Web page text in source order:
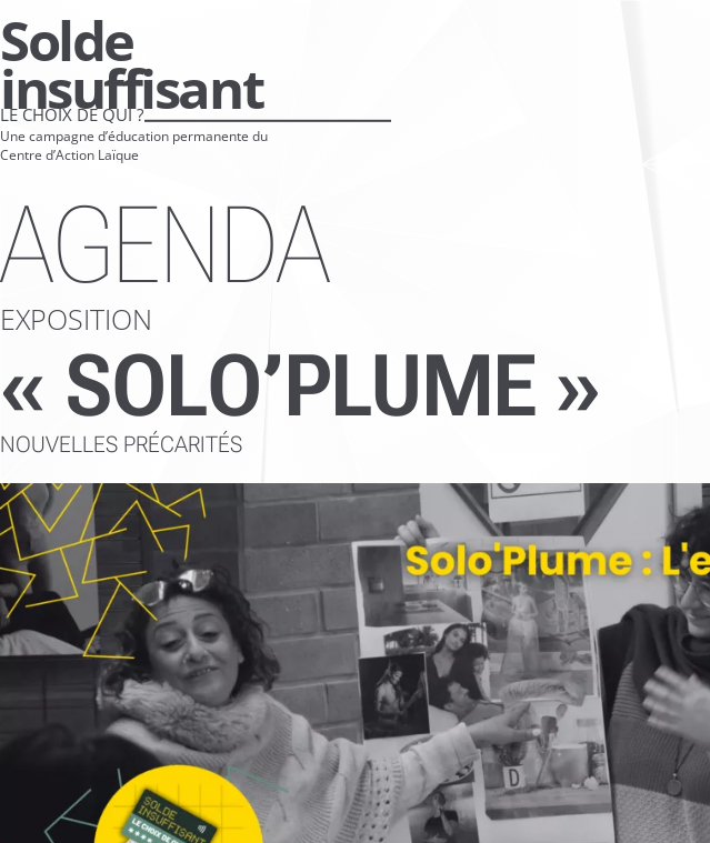
Aller
directement
vers
le
contenu
Solde
insuffisant
LE CHOIX DE QUI ?
Une campagne d’éducation permanente du
Centre d’Action Laïque
AGENDA
EXPOSITION
« SOLO’PLUME »
NOUVELLES PRÉCARITÉS